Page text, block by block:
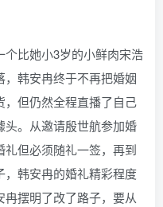
比她小3岁的小鲜肉宋浩
韩安冉终于不再把婚姻
，但仍然全程直播了自己
头。从邀请殷世航参加婚
但必须随礼一签，再到
，韩安冉的婚礼精彩程度
摆明了改了路子，要从